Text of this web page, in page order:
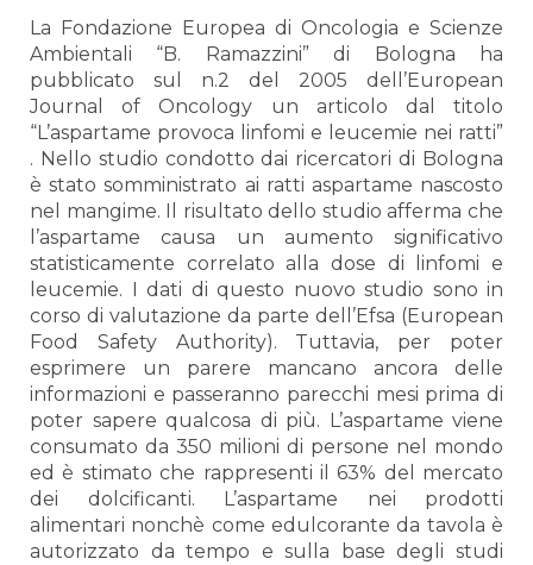
La Fondazione Europea di Oncologia e Scienze
Ambientali “B. Ramazzini” di Bologna ha
pubblicato sul n.2 del 2005 dell’European
Journal of Oncology un articolo dal titolo
“L’aspartame provoca linfomi e leucemie nei ratti”
. Nello studio condotto dai ricercatori di Bologna
è stato somministrato ai ratti aspartame nascosto
nel mangime. Il risultato dello studio afferma che
l’aspartame causa un aumento significativo
statisticamente correlato alla dose di linfomi e
leucemie. I dati di questo nuovo studio sono in
corso di valutazione da parte dell’Efsa (European
Food Safety Authority). Tuttavia, per poter
esprimere un parere mancano ancora delle
informazioni e passeranno parecchi mesi prima di
poter sapere qualcosa di più. L’aspartame viene
consumato da 350 milioni di persone nel mondo
ed è stimato che rappresenti il 63% del mercato
dei dolcificanti. L’aspartame nei prodotti
alimentari nonchè come edulcorante da tavola è
autorizzato da tempo e sulla base degli studi